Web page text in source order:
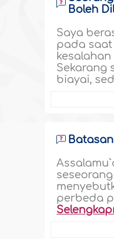
Boleh
Saya
pada saat
Sekarang
biayai,
perbeda